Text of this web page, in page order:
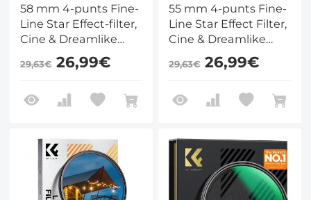
58 mm 4-punts Fine-
Line Star Effect-filter,
Cine & Dreamlike
Special-filter, 18-laags
gecoat optisch glas
stofzuigerdoeken -
29,63€26,99€
55 mm 4-punts Fine-
Line Star Effect Filter,
Cine & Dreamlike
Special Filter, 18-laags
gecoat optisch glas
stofzuigerdoeken -
29,63€26,99€